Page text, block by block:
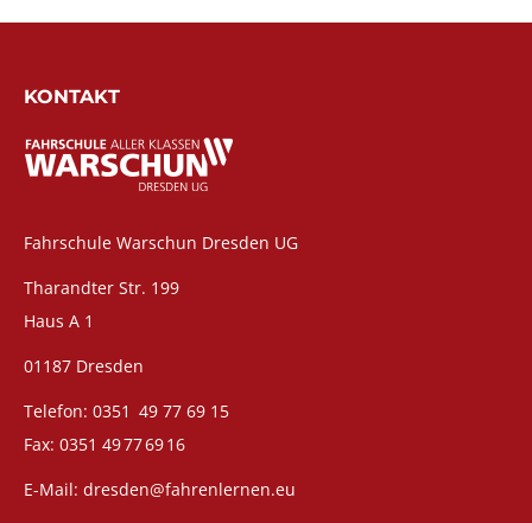
KONTAKT
Fahrschule Warschun Dresden UG
Tharandter Str. 199
Haus A 1
01187 Dresden
Telefon: 0351 49 77 69 15
Fax: 0351 49 77 69 16
E-Mail: dresden@fahrenlernen.eu